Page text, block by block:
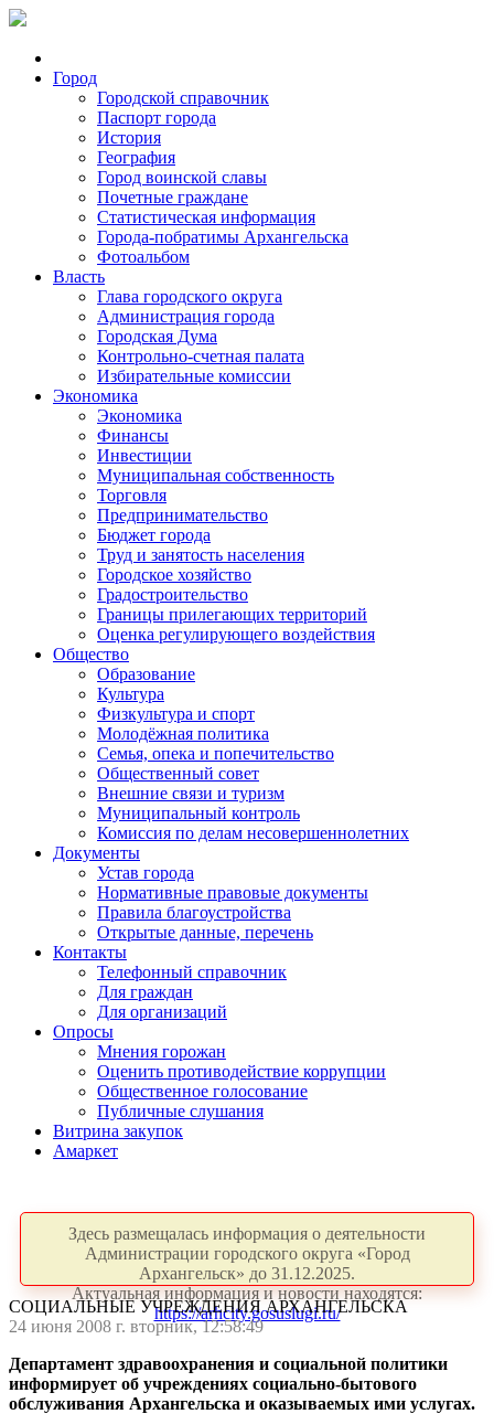
Город
Городской справочник
Паспорт города
История
География
Город воинской славы
Почетные граждане
Статистическая информация
Города-побратимы Архангельска
Фотоальбом
Власть
Глава городского округа
Администрация города
Городская Дума
Контрольно-счетная палата
Избирательные комиссии
Экономика
Экономика
Финансы
Инвестиции
Муниципальная собственность
Торговля
Предпринимательство
Бюджет города
Труд и занятость населения
Городское хозяйство
Градостроительство
Границы прилегающих территорий
Оценка регулирующего воздействия
Общество
Образование
Культура
Физкультура и спорт
Молодёжная политика
Семья, опека и попечительство
Общественный совет
Внешние связи и туризм
Муниципальный контроль
Комиссия по делам несовершеннолетних
Документы
Устав города
Нормативные правовые документы
Правила благоустройства
Открытые данные, перечень
Контакты
Телефонный справочник
Для граждан
Для организаций
Опросы
Мнения горожан
Оценить противодействие коррупции
Общественное голосование
Публичные слушания
Витрина закупок
Амаркет
Здесь размещалась информация о деятельности
Администрации городского округа «Город
Архангельск» до 31.12.2025.
Актуальная информация и новости находятся:
https://arhcity.gosuslugi.ru/
СОЦИАЛЬНЫЕ УЧРЕЖДЕНИЯ АРХАНГЕЛЬСКА
24 июня 2008 г. вторник, 12:58:49
Департамент здравоохранения и социальной политики
информирует об учреждениях социально-бытового
обслуживания Архангельска и оказываемых ими услугах.